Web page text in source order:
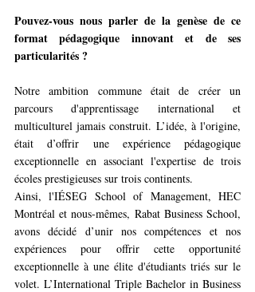
Pouvez-vous nous parler de la genèse de ce
format pédagogique innovant et de ses
particularités ?
Notre ambition commune était de créer un
parcours d'apprentissage international et
multiculturel jamais construit. L’idée, à l'origine,
était d’offrir une expérience pédagogique
exceptionnelle en associant l'expertise de trois
écoles prestigieuses sur trois continents.
Ainsi, l'IÉSEG School of Management, HEC
Montréal et nous-mêmes, Rabat Business School,
avons décidé d’unir nos compétences et nos
expériences pour offrir cette opportunité
exceptionnelle à une élite d'étudiants triés sur le
volet. L’International Triple Bachelor in Business